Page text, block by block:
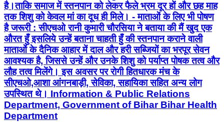
है।ताकि समाज में स्तनपान को लेकर फैले भ्रम दूर हों और छह माह
तक शिशु को केवल मां का दूध ही मिले। - माताओं के लिए भी पोषण
है जरूरी : सीएचओ रानी कुमारी चौरसिया ने बताया की मैं खुद एक
औरत हुँ इसलिये उन्हें बताना चाहती हुँ की स्तनपान कराने वाली
माताओं के दैनिक आहार में दाल और हरी सब्जियों का भरपूर सेवन
आवश्यक है, जिससे उन्हें और उनके शिशु को पर्याप्त पोषक तत्व और
लौह तत्व मिलेंगे। इस अवसर पर रोगी हितधारक मंच के
सीएचओ,आशा आंगनबाड़ी, सेविका, सहायिका सहित अन्य लोग
उपस्थित थे। Information & Public Relations
Department, Government of Bihar Bihar Health
Department